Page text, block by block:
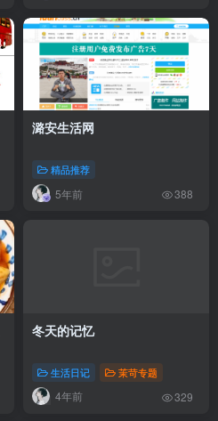
潞安生活网
精品推荐
5年前 388
冬天的记忆
生活日记 茉苛专题
4年前 329